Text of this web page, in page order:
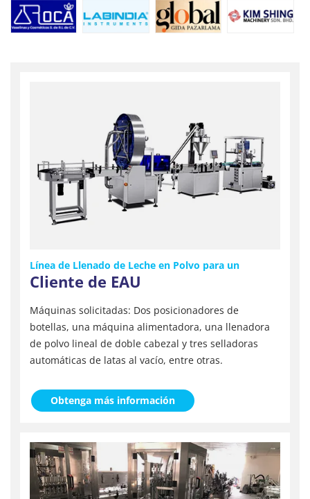
Línea de Llenado de Leche en Polvo para un
Cliente de EAU
Máquinas solicitadas: Dos posicionadores de
botellas, una máquina alimentadora, una llenadora
de polvo lineal de doble cabezal y tres selladoras
automáticas de latas al vacío, entre otras.
Obtenga más información